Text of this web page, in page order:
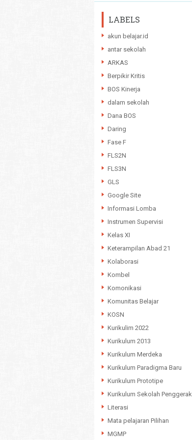
LABELS
akun belajar.id
antar sekolah
ARKAS
Berpikir Kritis
BOS Kinerja
dalam sekolah
Dana BOS
Daring
Fase F
FLS2N
FLS3N
GLS
Google Site
Informasi Lomba
Instrumen Supervisi
Kelas XI
Keterampilan Abad 21
Kolaborasi
Kombel
Komonikasi
Komunitas Belajar
KOSN
Kurikulim 2022
Kurikulum 2013
Kurikulum Merdeka
Kurikulum Paradigma Baru
Kurikulum Prototipe
Kurikulum Sekolah Penggerak
Literasi
Mata pelajaran Pilihan
MGMP